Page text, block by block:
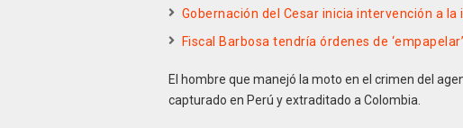
Gobernación del Cesar inicia intervención a
Fiscal Barbosa tendría órdenes de
El hombre que manejó la moto en el crimen del
capturado en Perú y extraditado a Colombia.